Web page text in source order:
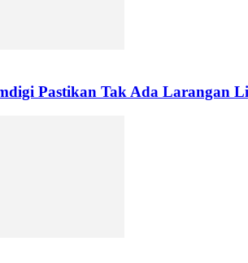
Pastikan Tak Ada Larangan